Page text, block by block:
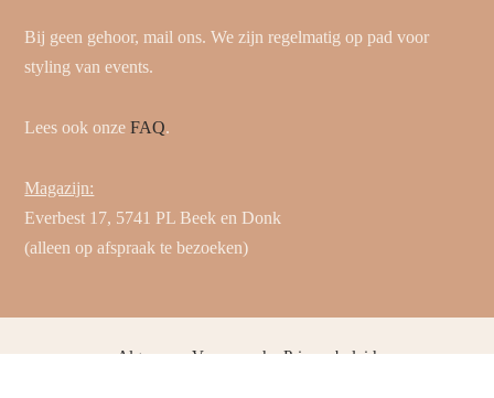
Bij geen gehoor, mail ons. We zijn regelmatig op pad voor
styling van events.
Lees ook onzeFAQ.
Magazijn:
Everbest 17, 5741 PL Beek en Donk
(alleen op afspraak te bezoeken)
Algemene VoorwaardenPrivacybeleid